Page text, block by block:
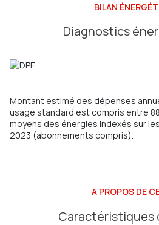
BILAN
Diagnostics
Montant estimé des dépenses
usage standard est compris entre
moyens des énergies indexés sur
2023 (abonnements compris).
A PROPOS DE
Caractéristiques